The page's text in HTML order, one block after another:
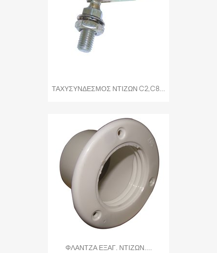
ΤΑΧΥΣΥΝΔΕΣΜΟΣ ΝΤΙΖΩΝ C2,C8...
ΦΛΑΝΤΖΑ ΕΞΑΓ. ΝΤΙΖΩΝ....